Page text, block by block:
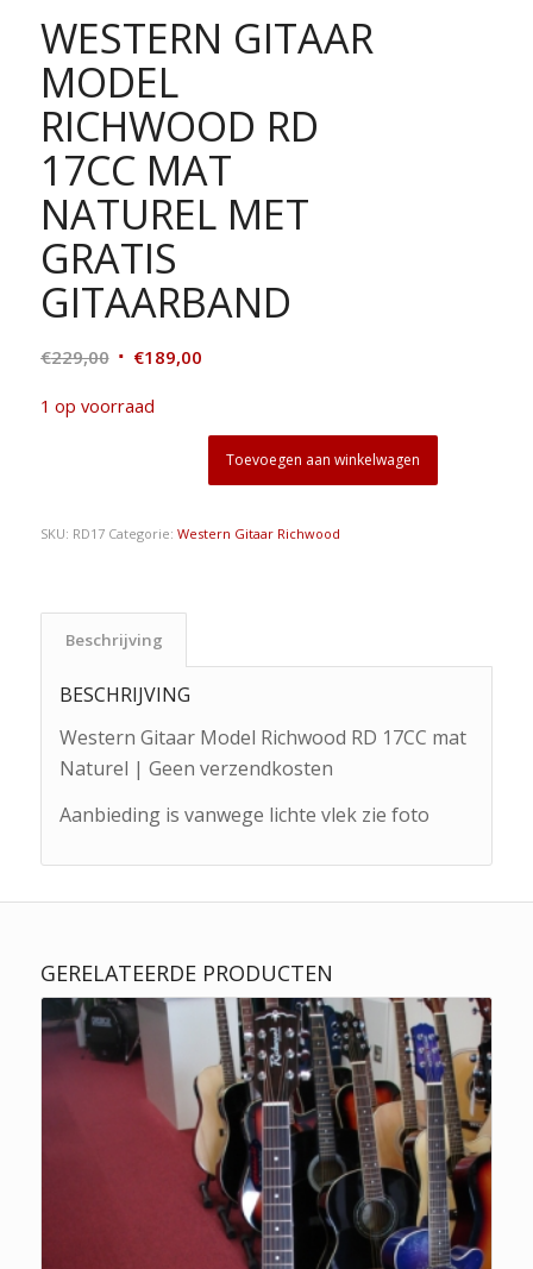
WESTERN GITAAR
MODEL
RICHWOOD RD
17CC MAT
NATUREL MET
GRATIS
GITAARBAND
€229,00 Oorspronkelijke
was:
€189,00Huidige
€189,00.
1 op voorraad
Toevoegen aan winkelwagen
SKU: RD17 Categorie: Western Gitaar Richwood
Beschrijving
BESCHRIJVING
Western Gitaar Model Richwood RD 17CC mat
Naturel | Geen verzendkosten
Aanbieding is vanwege lichte vlek zie foto
GERELATEERDE PRODUCTEN